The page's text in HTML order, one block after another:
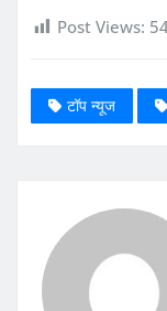
Post Views:
टॉप न्यूज